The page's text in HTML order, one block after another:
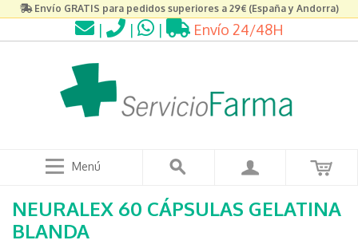
Envío GRATIS para pedidos superiores a 29€ (España y Andorra)
| | | Envío 24/48H
Menú
NEURALEX 60 CÁPSULAS GELATINA
BLANDA